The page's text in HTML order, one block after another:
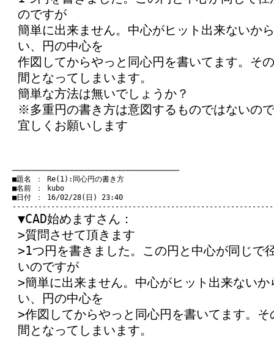
のですが
簡単に出来ません。中心がヒット出来ないか
い、円の中心を
作図してからやっと同心円を書いてます。そ
間となってしまいます。
簡単な方法は無いでしょうか？
※多重円の書き方は意図するものではないの
宜しくお願いします
───────────────────────────────────────
■題名 ： Re(1):同心円の書き方
■名前 ： kubo
■日付 ： 16/02/28(日) 23:40
▼CAD始めますさん：
>質問させて頂きます
>1つ円を書きました。この円と中心が同じで
いのですが
>簡単に出来ません。中心がヒット出来ない
い、円の中心を
>作図してからやっと同心円を書いてます。
間となってしまいます。